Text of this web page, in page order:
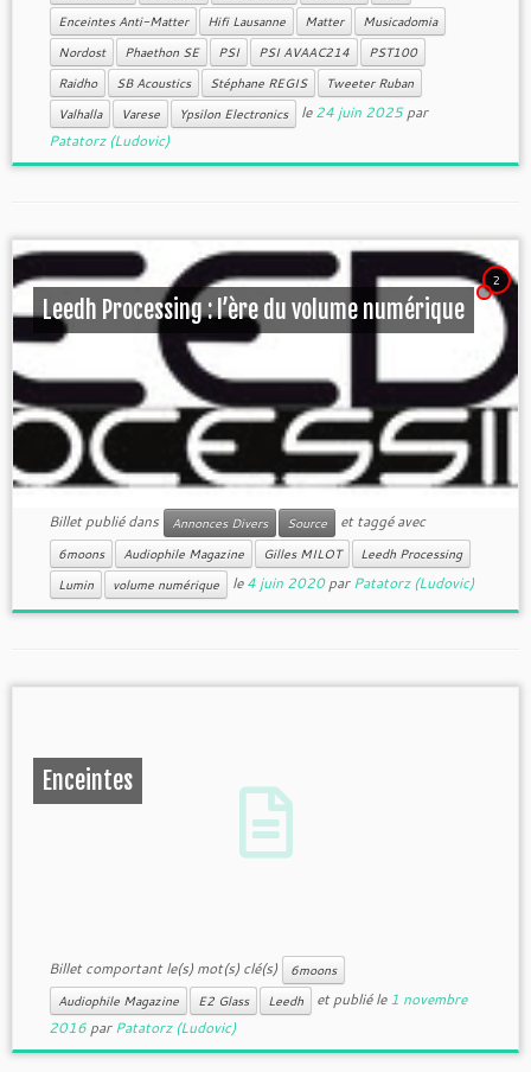
Enceintes Anti-Matter
Hifi Lausanne Matter
Musicadomia
Nordost
Phaethon SE PSI PSI AVAAC214
PST100
Raidho
SB Acoustics Stéphane REGIS
Tweeter Ruban
Valhalla
Varese Ypsilon Electronics le24 juin 2025 par
Patatorz (Ludovic)
2
Leedh Processing : l’ère du volume numérique
Billet publié dans Annonces Divers Source et taggé avec
6moons Audiophile Magazine Gilles MILOT
Leedh Processing
Lumin
volume numérique le4 juin 2020 parPatatorz (Ludovic)
Enceintes
Billet comportant le(s) mot(s) clé(s)
6moons
Audiophile Magazine
E2 Glass Leedh et publié le1 novembre
2016 parPatatorz (Ludovic)